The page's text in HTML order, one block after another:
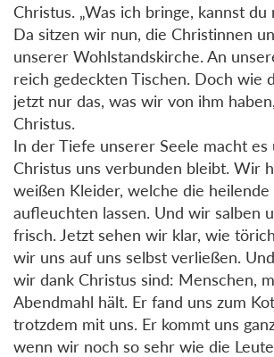
Christus. „Was ich bringe, kannst du
Da sitzen wir nun, die Christinnen
unserer Wohlstandskirche. An
reich gedeckten Tischen. Doch wie
jetzt nur das, was wir von ihm
Christus.
In der Tiefe unserer Seele macht es
Christus uns verbunden bleibt. Wir
weißen Kleider, welche die
aufleuchten lassen. Und wir salben
frisch. Jetzt sehen wir klar, wie
wir uns auf uns selbst verließen.
wir dank Christus sind: Menschen,
Abendmahl hält. Er fand uns zum
trotzdem mit uns. Er kommt uns
wenn wir noch so sehr wie die